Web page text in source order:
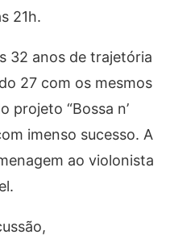
21h.
32 anos de trajetória
27 com os mesmos
projeto “Bossa n’
imenso sucesso. A
ao violonista